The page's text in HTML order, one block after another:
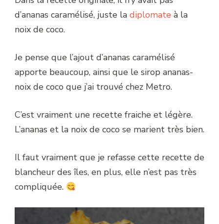
d’ananas caramélisé, juste la diplomate à la
noix de coco.
Je pense que l’ajout d’ananas caramélisé
apporte beaucoup, ainsi que le sirop ananas-
noix de coco que j’ai trouvé chez Metro.
C’est vraiment une recette fraiche et légère.
L’ananas et la noix de coco se marient très bien.
Il faut vraiment que je refasse cette recette de
blancheur des îles, en plus, elle n’est pas très
compliquée.